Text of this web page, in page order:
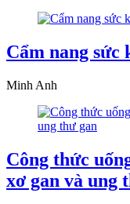
Cẩm nang sức
Minh Anh
Công thức
xơ gan và ung